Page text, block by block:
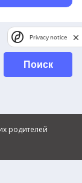
Поиск
родителей
Privacy notice